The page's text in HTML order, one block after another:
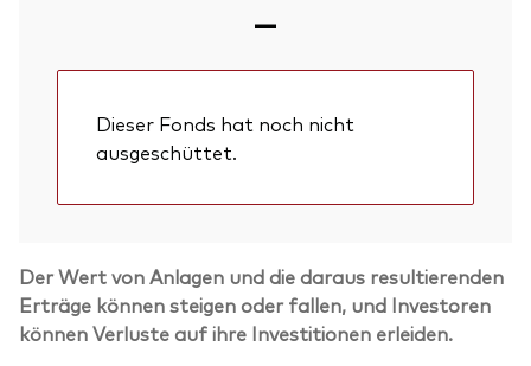
—
Dieser Fonds hat noch nicht
ausgeschüttet.
Der Wert von Anlagen und die daraus resultierenden
Erträge können steigen oder fallen, und Investoren
können Verluste auf ihre Investitionen erleiden.